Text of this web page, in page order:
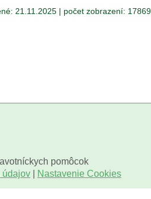
21.11.2025 | počet zobrazení: 17869
pomôcok
údajov Nastavenie Cookies